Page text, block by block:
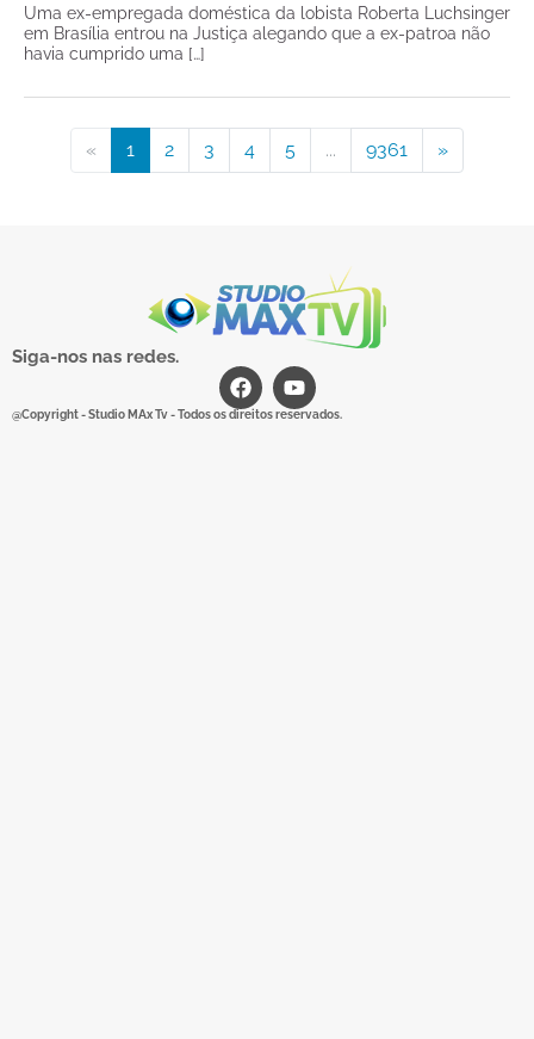
Uma ex-empregada doméstica da lobista Roberta Luchsinger
em Brasília entrou na Justiça alegando que a ex-patroa não
havia cumprido uma […]
« 1 2 3 4 5 ... 9361 »
Siga-nos nas redes.
@Copyright - Studio MAx Tv - Todos os direitos reservados.